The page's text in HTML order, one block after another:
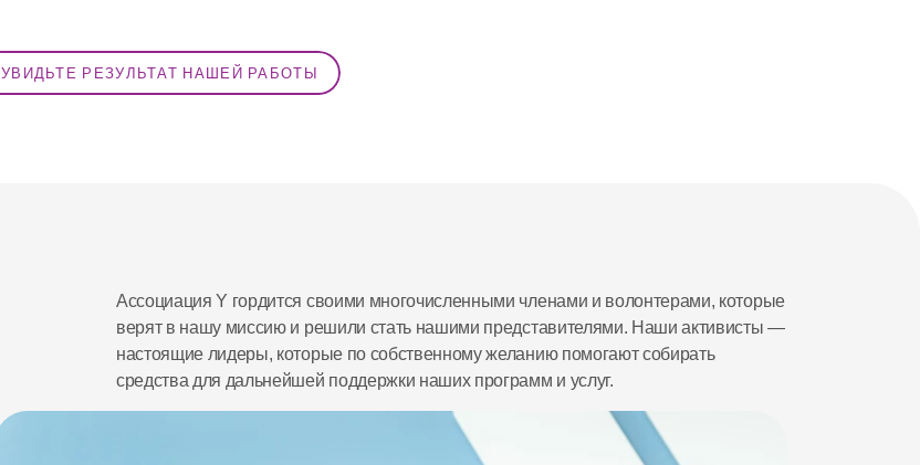
УВИДЬТЕ РЕЗУЛЬТАТ НАШЕЙ РАБОТЫ
Ассоциация Y гордится своими многочисленными членами и волонтерами, которые
верят в нашу миссию и решили стать нашими представителями. Наши активисты —
настоящие лидеры, которые по собственному желанию помогают собирать
средства для дальнейшей поддержки наших программ и услуг.